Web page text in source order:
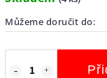
Můžeme doručit do: